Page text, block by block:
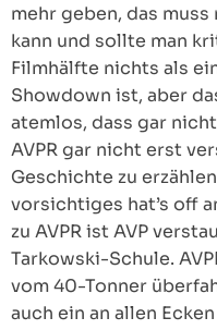
mehr geben, das
kann und sollte man
Filmhälfte nichts als
Showdown ist, aber
atemlos, dass gar
AVPR gar nicht erst
Geschichte zu
vorsichtiges hat’s off
zu AVPR ist AVP
Tarkowski-Schule.
vom 40-Tonner
auch ein an allen